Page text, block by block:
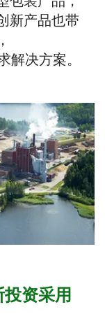
新产品也带
解决方案。
资采用